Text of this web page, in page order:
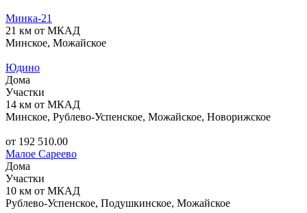
Минка-21
21 км от МКАД
Минское, Можайское
Юдино
Дома
Участки
14 км от МКАД
Минское, Рублево-Успенское, Можайское, Новорижское
от 192 510.00
Малое Сареево
Дома
Участки
10 км от МКАД
Рублево-Успенское, Подушкинское, Можайское